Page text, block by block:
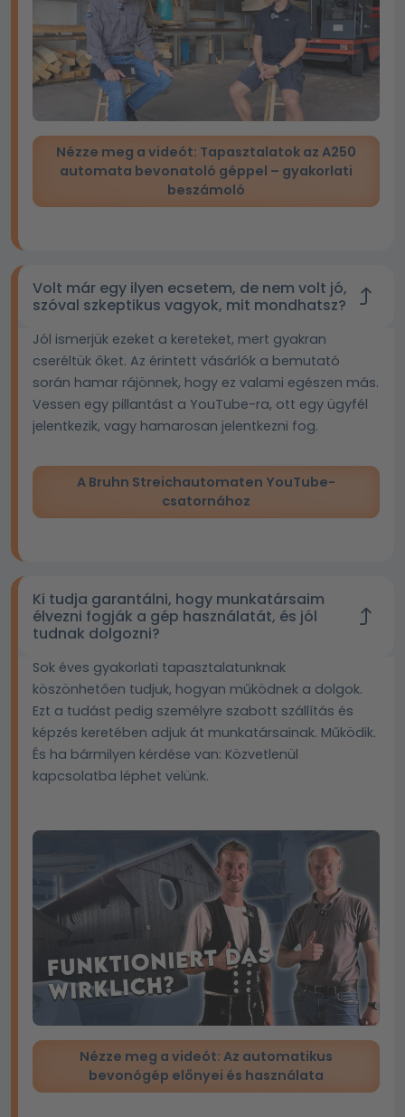
Nézze meg a videót: Tapasztalatok az A250
automata bevonatoló géppel – gyakorlati
beszámoló
Volt már egy ilyen ecsetem, de nem volt jó,
szóval szkeptikus vagyok, mit mondhatsz?
Jól ismerjük ezeket a kereteket, mert gyakran
cseréltük őket. Az érintett vásárlók a bemutató
során hamar rájönnek, hogy ez valami egészen más.
Vessen egy pillantást a YouTube-ra, ott egy ügyfél
jelentkezik, vagy hamarosan jelentkezni fog.
A Bruhn Streichautomaten YouTube-
csatornához
Ki tudja garantálni, hogy munkatársaim
élvezni fogják a gép használatát, és jól
tudnak dolgozni?
Sok éves gyakorlati tapasztalatunknak
köszönhetően tudjuk, hogyan működnek a dolgok.
Ezt a tudást pedig személyre szabott szállítás és
képzés keretében adjuk át munkatársainak. Működik.
És ha bármilyen kérdése van: Közvetlenül
kapcsolatba léphet velünk.
Nézze meg a videót: Az automatikus
bevonógép előnyei és használata